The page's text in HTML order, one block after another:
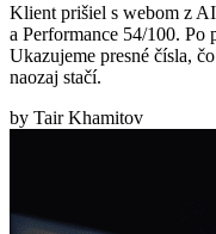
Klient prišiel s webom z
a Performance 54/100. Po
Ukazujeme presné čísla,
naozaj stačí.
by Tair Khamitov